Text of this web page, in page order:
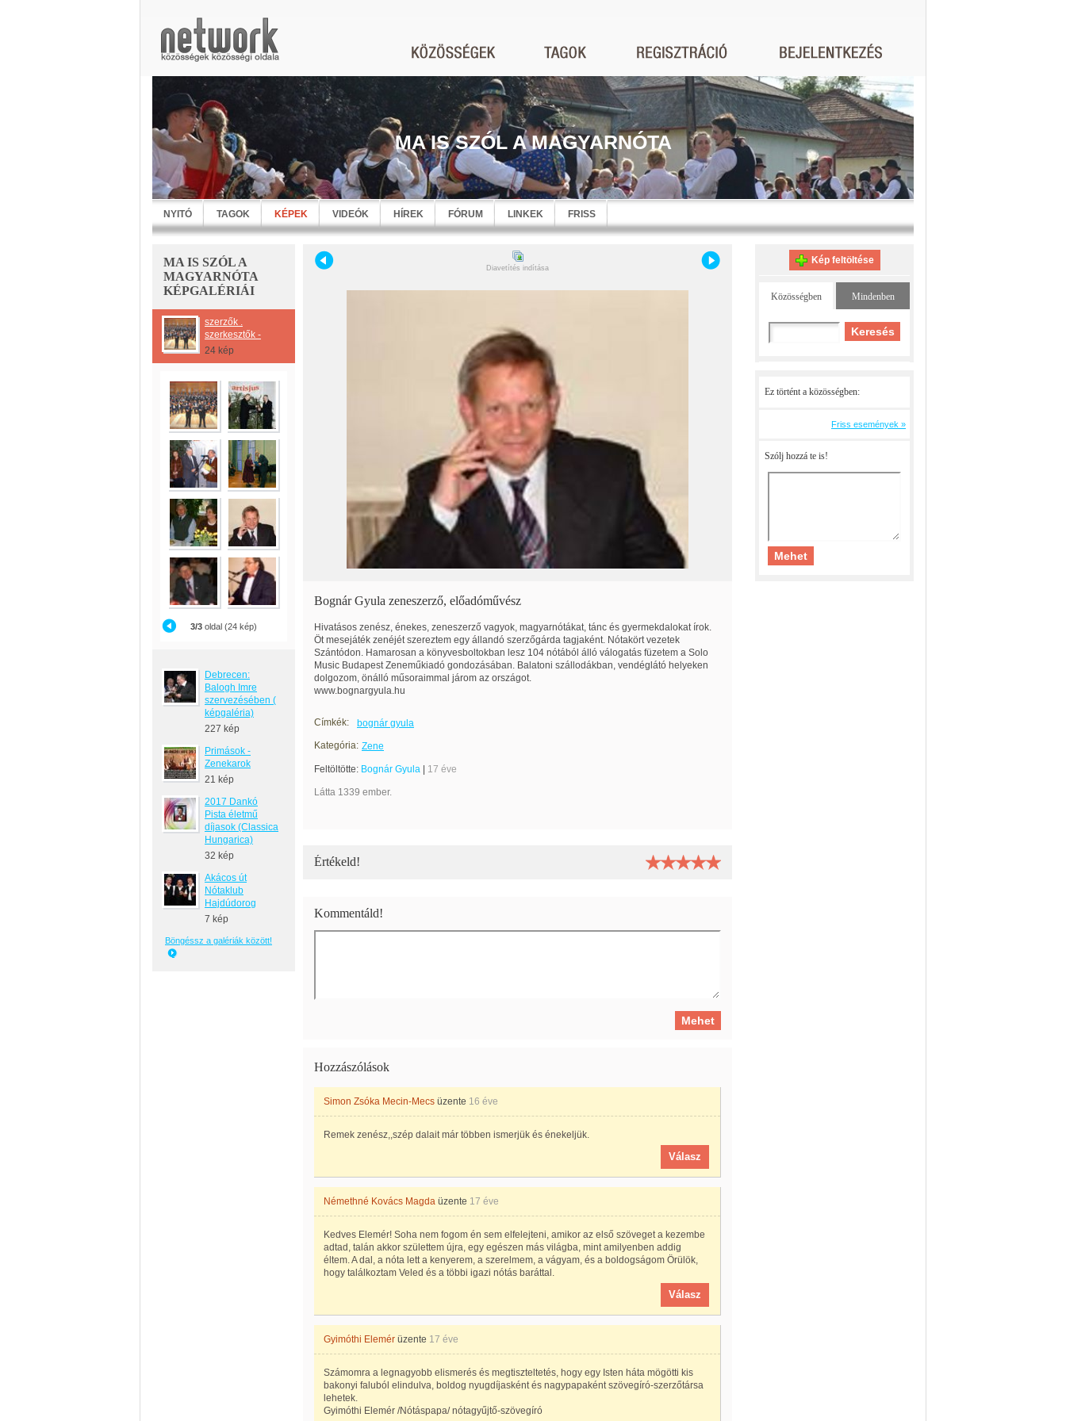
MA IS SZÓL A MAGYARNÓTA
NYITÓ TAGOK KÉPEK VIDEÓK HÍREK FÓRUM LINKEK FRISS
MA IS SZÓL A
MAGYARNÓTA
KÉPGALÉRIÁI
szerzők .
szerkesztők -
24 kép
3/3 oldal (24 kép)
Debrecen:
Balogh Imre
szervezésében (
képgaléria)
227 kép
Primások -
Zenekarok
21 kép
2017 Dankó
Pista életmű
díjasok (Classica
Hungarica)
32 kép
Akácos út
Nótaklub
Hajdúdorog
7 kép
Böngéssz a galériák között!
Diavetítés indítása
Bognár Gyula zeneszerző, előadóművész
Hivatásos zenész, énekes, zeneszerző vagyok, magyarnótákat, tánc és gyermekdalokat írok.
Öt mesejáték zenéjét szereztem egy állandó szerzőgárda tagjaként. Nótakört vezetek
Szántódon. Hamarosan a könyvesboltokban lesz 104 nótából álló válogatás füzetem a Solo
Music Budapest Zeneműkiadó gondozásában. Balatoni szállodákban, vendéglátó helyeken
dolgozom, önálló műsoraimmal járom az országot.
www.bognargyula.hu
Címkék:
bognár gyula
Kategória: Zene
Feltöltötte: Bognár Gyula 17 éve
Látta 1339 ember.
Értékeld!
Kommentáld!
Hozzászólások
Simon Zsóka Mecin-Mecs üzente 16 éve
Remek zenész,,szép dalait már többen ismerjük és énekeljük.
Válasz
Némethné Kovács Magda üzente 17 éve
Kedves Elemér! Soha nem fogom én sem elfelejteni, amikor az első szöveget a kezembe
adtad, talán akkor születtem újra, egy egészen más világba, mint amilyenben addig
éltem. A dal, a nóta lett a kenyerem, a szerelmem, a vágyam, és a boldogságom Örülök,
hogy találkoztam Veled és a többi igazi nótás baráttal.
Válasz
Gyimóthi Elemér üzente 17 éve
Számomra a legnagyobb elismerés és megtiszteltetés, hogy egy Isten háta mögötti kis
bakonyi faluból elindulva, boldog nyugdíjasként és nagypapaként szövegíró-szerzőtársa
lehetek.
Gyimóthi Elemér /Nótáspapa/ nótagyűjtő-szövegíró
Kép feltöltése
Közösségben Mindenben
Ez történt a közösségben:
Friss események »
Szólj hozzá te is!